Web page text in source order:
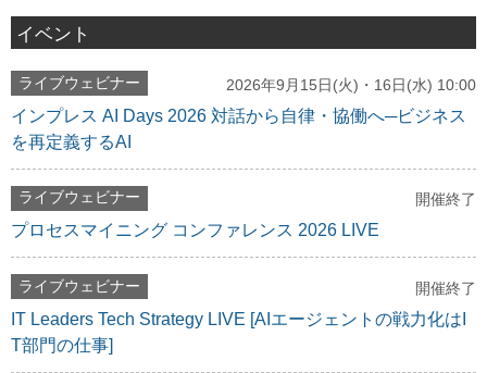
イベント
ライブウェビナー 2026年9月15日(火)・16日(水) 10:00
インプレス AI Days 2026 対話から自律・協働へ─ビジネス
を再定義するAI
ライブウェビナー 開催終了
プロセスマイニング コンファレンス 2026 LIVE
ライブウェビナー 開催終了
IT Leaders Tech Strategy LIVE [AIエージェントの戦力化はI
T部門の仕事]